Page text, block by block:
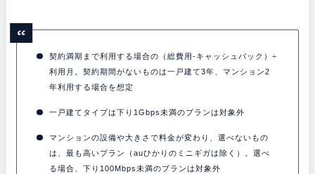
契約満期まで利用する場合の（総費用-キャッシュバック）÷
利用月。契約期間がないものは一戸建て3年、マンション2
年利用する場合を想定
一戸建てタイプは下り1Gbps未満のプランは対象外
マンションの設備や大きさで料金が変わり、選べないもの
は、最も高いプラン（auひかりのミニギガは除く）。選べ
る場合、下り100Mbps未満のプランは対象外